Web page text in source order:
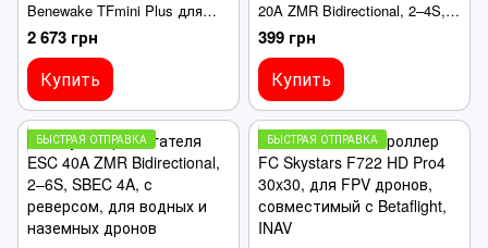
Benewake TFmini Plus для
Arduino/Pixhawk, UART/I2C,
TOF Range 0.1-12m
2 673 грн
Купить
20A ZMR Bidirectional, 2–4S,
BEC 5V2A с реверсом, для
водных и наземных дронов
399 грн
Купить
БЫСТРАЯ ОТПРАВКА БЫСТРАЯ ОТПРАВКА